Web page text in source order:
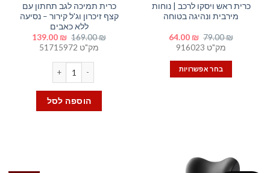
כרית ראש ויסקו לרכב | נוחות
מירבית ונהיגה בטוחה
79.00₪
המחיר
המקורי
היה:
79.00 ₪.
64.00 ₪
מק"ט 916023
בחר אפשרויות
לבחור
כרית תמיכה לגב תחתון עם
קצף זיכרון וג'ל קירור – נסיעה
ללא כאבים
169.00₪
המחיר
המקורי
היה:
169.00 ₪.
139.00 ₪
מק"ט 51715972
הוספה לסל